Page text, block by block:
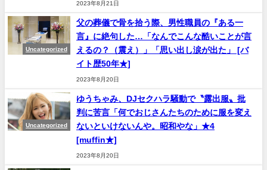
2023年8月21日
Uncategorized
父の葬儀で骨を拾う際、男性職員の『ある一
言』に絶句した…「なんでこんな酷いことが言
えるの？（震え）」「思い出し涙が出た」 [バ
イト歴50年★]
2023年8月20日
Uncategorized
ゆうちゃみ、DJセクハラ騒動で〝露出服〟批
判に苦言「何でおじさんたちのために服を変え
ないといけないんや。昭和やな」★4
[muffin★]
2023年8月20日